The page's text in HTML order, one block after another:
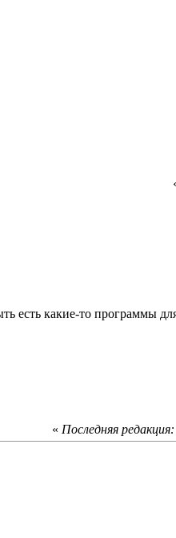
есть какие-то программы
« Последняя